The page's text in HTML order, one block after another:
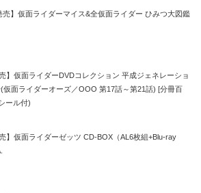
売】仮面ライダーマイス&全仮面ライダー ひみつ大図鑑
売】仮面ライダーDVDコレクション 平成ジェネレーショ
仮面ライダーオーズ／OOO 第17話～第21話) [分冊百
ール付)
売】仮面ライダーゼッツ CD-BOX（AL6枚組+Blu-ray